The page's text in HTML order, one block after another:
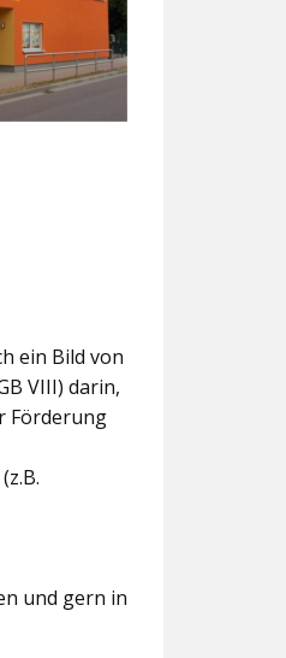
ein Bild von
VIII) darin,
Förderung
und gern in